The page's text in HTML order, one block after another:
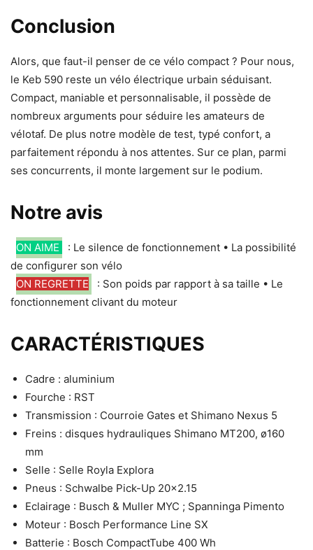
Conclusion
Alors, que faut-il penser de ce vélo compact ? Pour nous,
le Keb 590 reste un vélo électrique urbain séduisant.
Compact, maniable et personnalisable, il possède de
nombreux arguments pour séduire les amateurs de
vélotaf. De plus notre modèle de test, typé confort, a
parfaitement répondu à nos attentes. Sur ce plan, parmi
ses concurrents, il monte largement sur le podium.
Notre avis
ON AIME
: Le silence de fonctionnement • La possibilité
de configurer son vélo
ON REGRETTE
: Son poids par rapport à sa taille • Le
fonctionnement clivant du moteur
CARACTÉRISTIQUES
Cadre : aluminium
Fourche : RST
Transmission : Courroie Gates et Shimano Nexus 5
Freins : disques hydrauliques Shimano MT200, ø160
mm
Selle : Selle Royla Explora
Pneus : Schwalbe Pick-Up 20×2.15
Eclairage : Busch & Muller MYC ; Spanninga Pimento
Moteur : Bosch Performance Line SX
Batterie : Bosch CompactTube 400 Wh